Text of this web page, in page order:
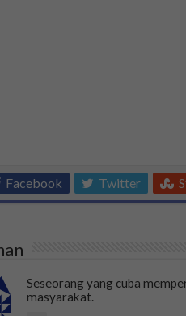
Facebook Twitter
Seseorang yang cuba
masyarakat.